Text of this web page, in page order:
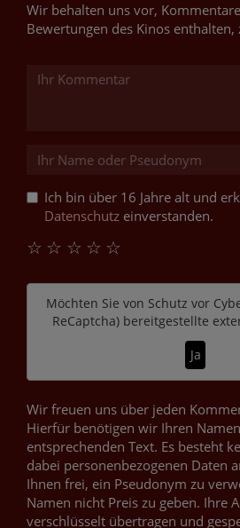
Wir behalten uns vor,
Bewertungen des Kinos enthalten,
Ich bin über 16 Jahre alt und
Datenschutz einverstanden.
☆
☆
☆
☆
☆
Möchten Sie von Schutz vor
ReCaptcha)bereitgestellte
Ja
Wir freuen uns über jeden
Hierfür benötigen wir Ihren
entsprechenden Text. Es besteht
dabei personenbezogenen Daten
Ihnen frei, ein Pseudonym zu
Namen nicht Preis zu geben. Ihre
verschlüsselt übertragen und